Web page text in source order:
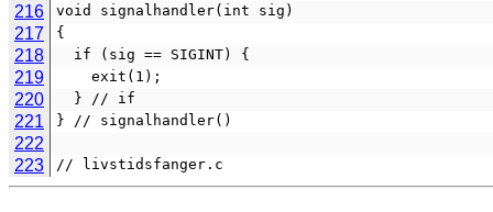
216
void signalhandler(int sig)
217 {
218
  if (sig == SIGINT) {
219
    exit(1);
220
  } // if
221 } // signalhandler()
222
223
// livstidsfanger.c